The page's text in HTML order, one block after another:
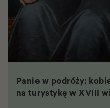
Panie w podróży;
na turystykę w XVIII